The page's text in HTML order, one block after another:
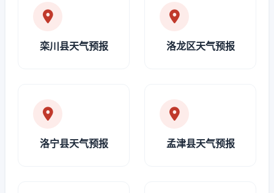
栾川县天气预报 洛龙区天气预报
洛宁县天气预报 孟津县天气预报